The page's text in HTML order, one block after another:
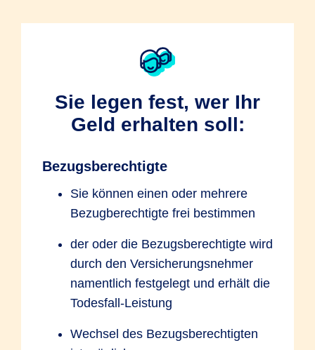
Sie legen fest, wer Ihr
Geld erhalten soll:
Be­zugs­be­rech­tigte
Sie können einen oder mehrere
Bezugberechtigte frei bestimmen
der oder die Bezugsberechtigte wird
durch den Versicherungsnehmer
namentlich festgelegt und erhält die
Todesfall-Leistung
Wechsel des Bezugsberechtigten